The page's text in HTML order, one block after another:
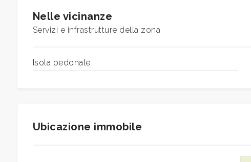
Nelle vicinanze
Servizi e infrastrutture della zona
Isola pedonale
Ubicazione immobile
opzioni